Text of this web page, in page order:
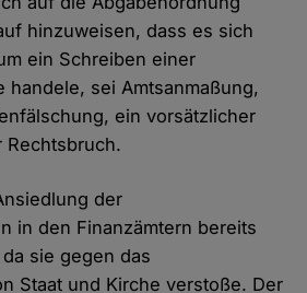
hinzuweisen, dass es sich
ein Schreiben einer
handele, sei Amtsanmaßung,
ein vorsätzlicher
Rechtsbruch.
der
in den Finanzämtern bereits
sie gegen das
Staat und Kirche verstoße. Der